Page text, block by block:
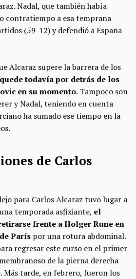
Nadal, que también había
contratiempo a esa temprana
(59-12) y defendió a España
Alcaraz supere la barrera de los
todavía por detrás de los
en su momento. Tampoco son
y Nadal, teniendo en cuenta
ha sumado ese tiempo en la
de Carlos
para Carlos Alcaraz tuvo lugar a
temporada asfixiante, el
frente a Holger Rune en
París por una rotura abdominal.
regresar este curso en el primer
de la pierna derecha
tarde, en febrero, fueron los